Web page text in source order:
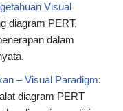
Visual
diagram PERT,
dalam
– Visual Paradigm:
diagram PERT